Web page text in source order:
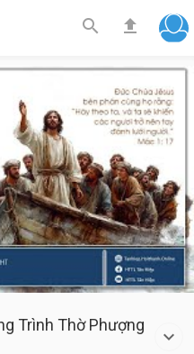
 
Trình Thờ Phượng